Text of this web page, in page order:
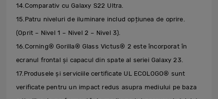
14.Comparativ cu Galaxy S22 Ultra.
15.Patru niveluri de iluminare includ opțiunea de oprire.
(Oprit – Nivel 1 – Nivel 2 – Nivel 3).
16.Corning® Gorilla® Glass Victus® 2 este încorporat în
ecranul frontal și capacul din spate al seriei Galaxy 23.
17.Produsele și serviciile certificate UL ECOLOGO® sunt
verificate pentru un impact redus asupra mediului pe baza